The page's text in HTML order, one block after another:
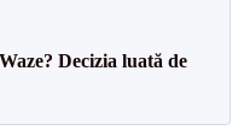
Decizia luată de